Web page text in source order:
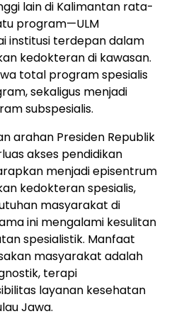
lain di Kalimantan rata-
program—ULM
institusi terdepan dalam
kedokteran di kawasan.
total program spesialis
sekaligus menjadi
subspesialis.
arahan Presiden Republik
akses pendidikan
menjadi episentrum
kedokteran spesialis,
masyarakat di
ini mengalami kesulitan
spesialistik. Manfaat
masyarakat adalah
terapi
layanan kesehatan
Jawa.